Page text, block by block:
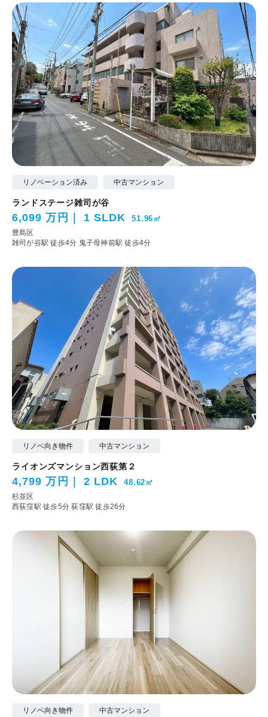
リノベーション済み 中古マンション
ランドステージ雑司が谷
6,099 万円 1 SLDK 51.96㎡
豊島区
雑司が谷駅 徒歩4分 鬼子母神前駅 徒歩4分
リノベ向き物件 中古マンション
ライオンズマンション西荻第２
4,799 万円 2 LDK 48.62㎡
杉並区
西荻窪駅 徒歩5分荻窪駅 徒歩26分
リノベ向き物件 中古マンション